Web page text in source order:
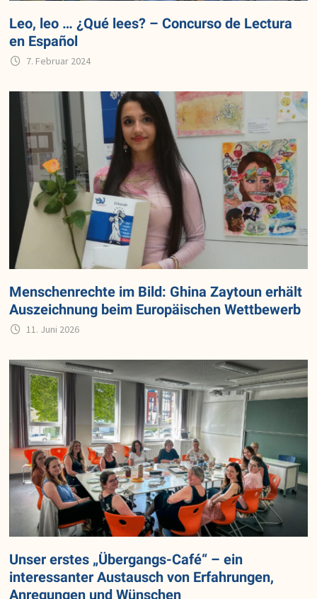
Leo, leo … ¿Qué lees? – Concurso de Lectura
en Español
7. Februar 2024
Menschenrechte im Bild: Ghina Zaytoun erhält
Auszeichnung beim Europäischen Wettbewerb
11. Juni 2026
Unser erstes „Übergangs-Café“ – ein
interessanter Austausch von Erfahrungen,
Anregungen und Wünschen